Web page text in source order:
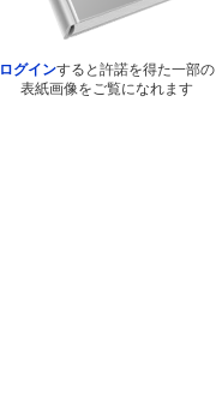
ログインすると許諾を得た一部の
表紙画像をご覧になれます